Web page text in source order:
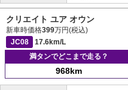
クリエイト ユア オウン
新車時価格399万円(税込)
JC08
17.6km/L
満タンでどこまで走る？
968km